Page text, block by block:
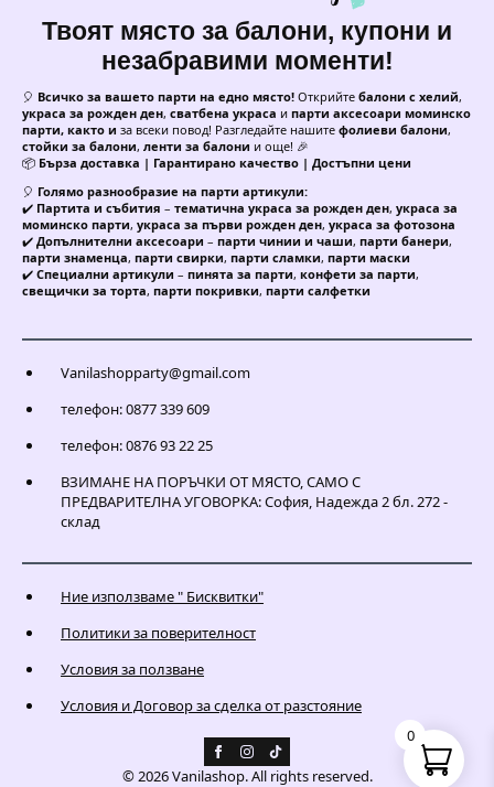
Твоят място за балони, купони и
незабравими моменти!
🎈 Всичко за вашето парти на едно място! Открийте балони с хелий,
украса за рожден ден, сватбена украса и парти аксесоари моминско
парти, както и за всеки повод! Разгледайте нашите фолиеви балони,
стойки за балони, ленти за балони и още! 🎉
📦 Бърза доставка | Гарантирано качество | Достъпни цени
🎈 Голямо разнообразие на парти артикули:
✔️ Партита и събития – тематична украса за рожден ден, украса за
моминско парти, украса за първи рожден ден, украса за фотозона
✔️ Допълнителни аксесоари – парти чинии и чаши, парти банери,
парти знаменца, парти свирки, парти сламки, парти маски
✔️ Специални артикули – пинята за парти, конфети за парти,
свещички за торта, парти покривки, парти салфетки
Vanilashopparty@gmail.com
телефон: 0877 339 609
телефон: 0876 93 22 25
ВЗИМАНЕ НА ПОРЪЧКИ ОТ МЯСТО, САМО С
ПРЕДВАРИТЕЛНА УГОВОРКА: София, Надежда 2 бл. 272 -
склад
Ние използваме " Бисквитки"
Политики за поверителност
Условия за ползване
Условия и Договор за сделка от разстояние
© 2026 Vanilashop. All rights reserved.
0